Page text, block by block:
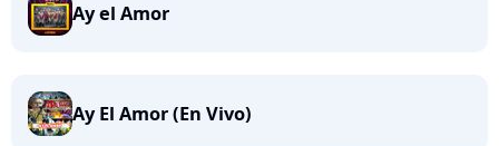
Ay el Amor
Ay El Amor (En Vivo)